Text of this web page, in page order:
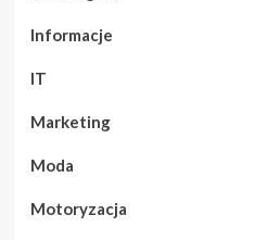
Informacje
IT
Marketing
Moda
Motoryzacja